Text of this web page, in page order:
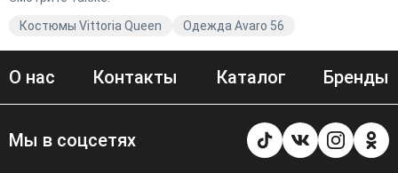
Костюмы Vittoria Queen
Одежда Avaro 56
О нас Контакты Каталог Бренды
Мы в соцсетях